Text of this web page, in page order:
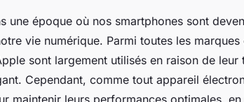
comprendre
sur un
une époque où nos smartphones sont
vie numérique. Parmi toutes les
sont largement utilisés en raison de
Cependant, comme tout appareil
maintenir leurs performances optimales,